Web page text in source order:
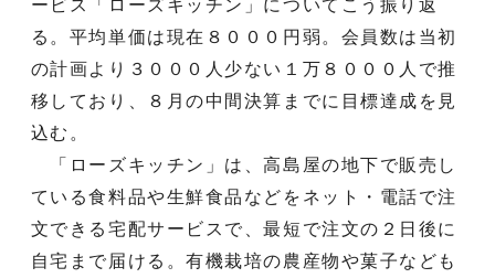
ービス「ローズキッチン」についてこう振り返
る。平均単価は現在８０００円弱。会員数は当初
の計画より３０００人少ない１万８０００人で推
移しており、８月の中間決算までに目標達成を見
込む。
「ローズキッチン」は、高島屋の地下で販売し
ている食料品や生鮮食品などをネット・電話で注
文できる宅配サービスで、最短で注文の２日後に
自宅まで届ける。有機栽培の農産物や菓子なども